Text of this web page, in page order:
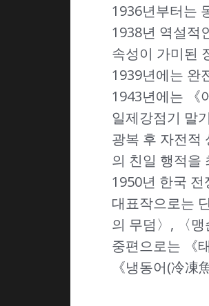
1936년부터는
1938년 역설적
속성이 가미된
1939년에는 완
1943년에는 《
일제강점기 말
광복 후 자전적
의 친일 행적을
1950년 한국
대표작으로는
의 무덤〉, 〈
중편으로는 《
《냉동어(冷